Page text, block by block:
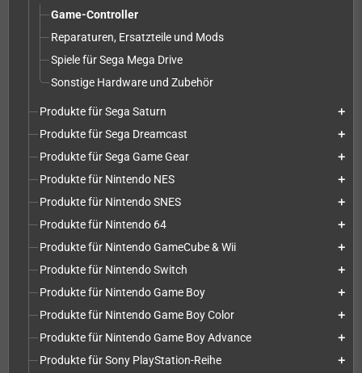
Game-Controller
Reparaturen, Ersatzteile und Mods
Spiele für Sega Mega Drive
Sonstige Hardware und Zubehör
Produkte für Sega Saturn add
Produkte für Sega Dreamcast add
Produkte für Sega Game Gear add
Produkte für Nintendo NES add
Produkte für Nintendo SNES add
Produkte für Nintendo 64 add
Produkte für Nintendo GameCube & Wii add
Produkte für Nintendo Switch add
Produkte für Nintendo Game Boy add
Produkte für Nintendo Game Boy Color add
Produkte für Nintendo Game Boy Advance add
Produkte für Sony PlayStation-Reihe add